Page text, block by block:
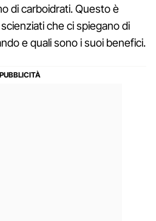
di carboidrati. Questo è
che ci spiegano di
e quali sono i suoi benefici.